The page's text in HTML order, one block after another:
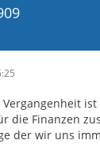
die Finanzen
der wir uns